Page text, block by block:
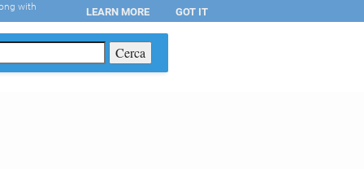
with LEARN MORE GOT IT